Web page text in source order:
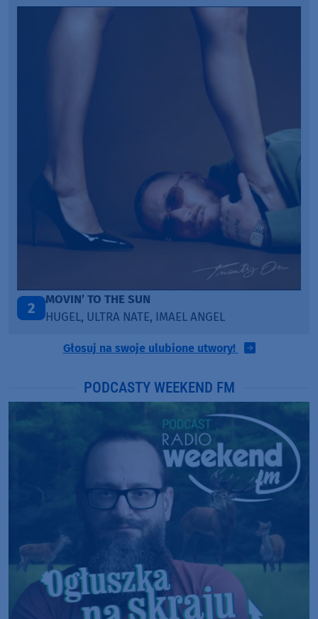
MOVIN’ TO THE SUN
HUGEL, ULTRA NATE, IMAEL ANGEL
Głosuj na swoje ulubione utwory!
PODCASTY WEEKEND FM